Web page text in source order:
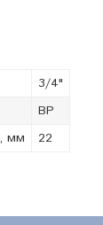
3/4"
ВР
мм
22